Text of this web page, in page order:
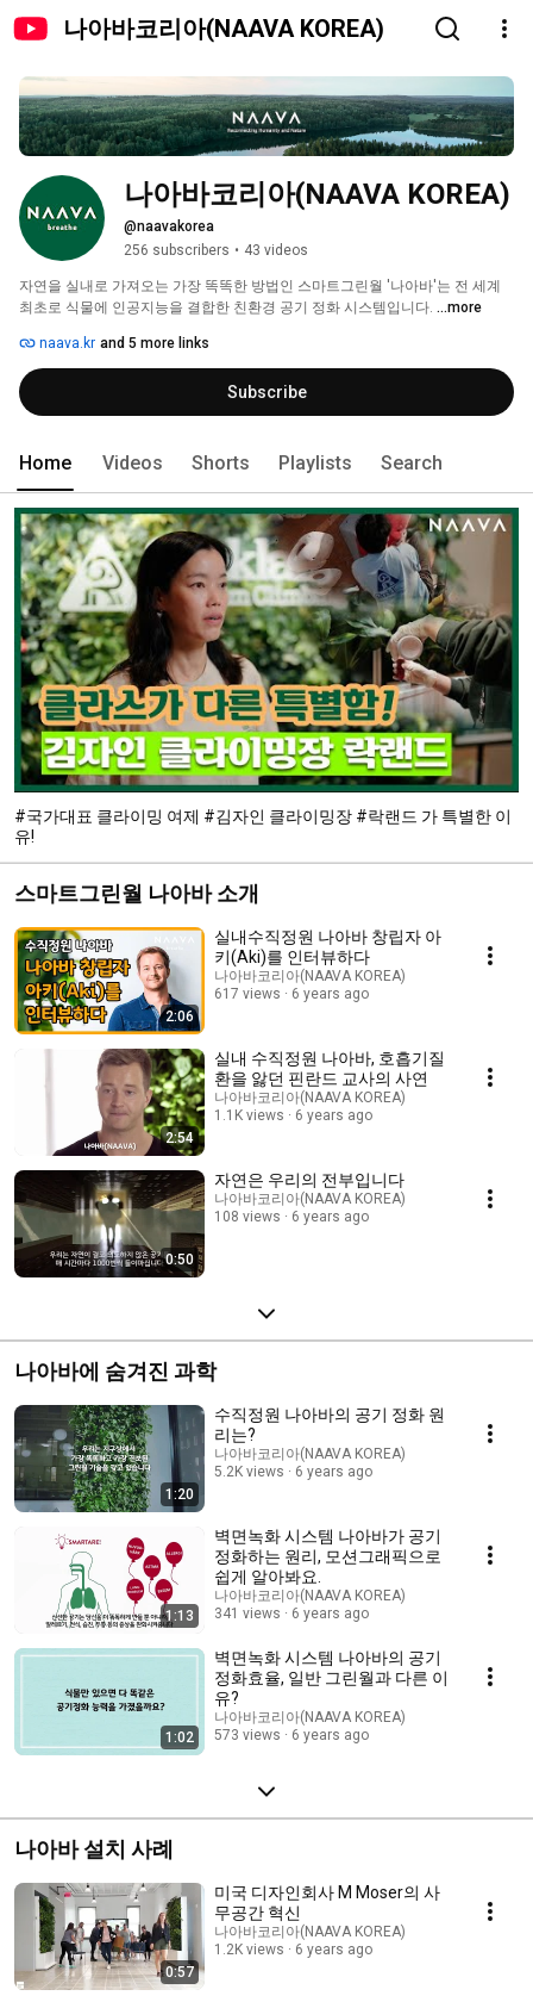
나아바코리아(NAAVA KOREA)
나아바코리아(NAAVA KOREA)
@naavakorea
256 subscribers • 43 videos
자연을 실내로 가져오는 가장 똑똑한 방법인 스마트그린월 '나아바'는 전 세계
최초로 식물에 인공지능을 결합한 친환경 공기 정화 시스템입니다. ...more
naava.kr and 5 more links
Subscribe
Home Videos Shorts Playlists Search
#국가대표 클라이밍 여제 #김자인 클라이밍장 #락랜드 가 특별한 이
유!
스마트그린월 나아바 소개
2:06
실내수직정원 나아바 창립자 아
키(Aki)를 인터뷰하다
나아바코리아(NAAVA KOREA)
617 views
6 years ago
2:54
실내 수직정원 나아바, 호흡기질
환을 앓던 핀란드 교사의 사연
나아바코리아(NAAVA KOREA)
1.1K views
6 years ago
0:50
자연은 우리의 전부입니다
나아바코리아(NAAVA KOREA)
108 views
6 years ago
나아바에 숨겨진 과학
1:20
수직정원 나아바의 공기 정화 원
리는?
나아바코리아(NAAVA KOREA)
5.2K views
6 years ago
1:13
벽면녹화 시스템 나아바가 공기
정화하는 원리, 모션그래픽으로
쉽게 알아봐요.
나아바코리아(NAAVA KOREA)
341 views
6 years ago
1:02
벽면녹화 시스템 나아바의 공기
정화효율, 일반 그린월과 다른 이
유?
나아바코리아(NAAVA KOREA)
573 views
6 years ago
나아바 설치 사례
0:57
미국 디자인회사 M Moser의 사
무공간 혁신
나아바코리아(NAAVA KOREA)
1.2K views
6 years ago